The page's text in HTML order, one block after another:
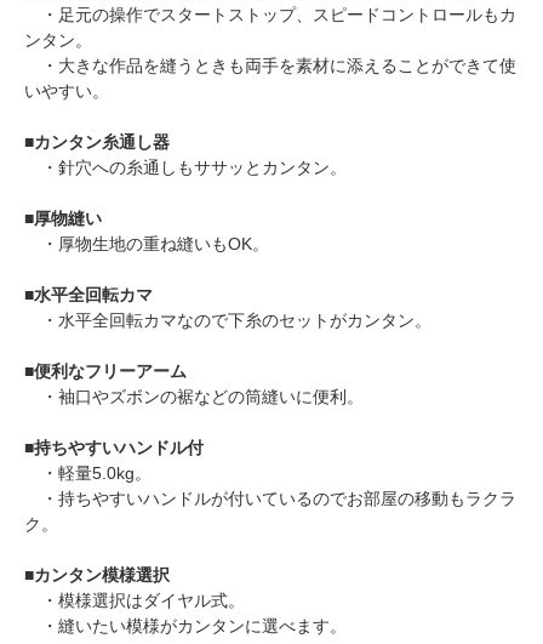
・足元の操作でスタートストップ、スピードコントロールもカ
ンタン。
・大きな作品を縫うときも両手を素材に添えることができて使
いやすい。
■カンタン糸通し器
・針穴への糸通しもササッとカンタン。
■厚物縫い
・厚物生地の重ね縫いもOK。
■水平全回転カマ
・水平全回転カマなので下糸のセットがカンタン。
■便利なフリーアーム
・袖口やズボンの裾などの筒縫いに便利。
■持ちやすいハンドル付
・軽量5.0kg。
・持ちやすいハンドルが付いているのでお部屋の移動もラクラ
ク。
■カンタン模様選択
・模様選択はダイヤル式。
・縫いたい模様がカンタンに選べます。